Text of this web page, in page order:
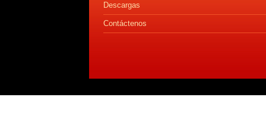
Descargas
Contáctenos